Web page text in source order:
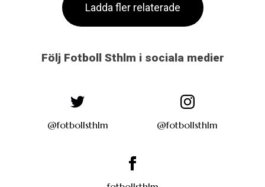
Ladda fler relaterade
Följ Fotboll Sthlm i sociala medier
@fotbollsthlm @fotbollsthlm